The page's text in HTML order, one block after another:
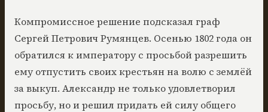
Компромиссное решение подсказал граф
Сергей Петрович Румянцев. Осенью 1802 года он
обратился к императору с просьбой разрешить
ему отпустить своих крестьян на волю с землёй
за выкуп. Александр не только удовлетворил
просьбу, но и решил придать ей силу общего